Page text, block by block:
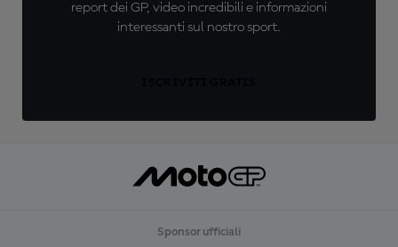
report dei GP, video incredibili e informazioni
interessanti sul nostro sport.
Sponsor ufficiali